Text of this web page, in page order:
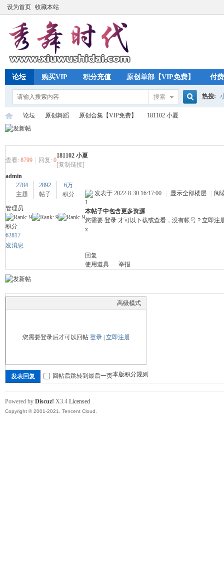
设为首页 收藏本站
论坛 购买VIP 积分充值 原创单部【VIP免费】 付
搜索 热搜:
秀 »
论坛
›
原创舞蹈
›
原创合集【VIP免费】 181102 小夏
查看: 8799 回复: 0
181102 小夏
[复制链接]
admin
2784
主题
2892
帖子
6万
积分
管理员
积分
62817
发消息
发表于 2022-8-30 16:17:00 显示全部楼层
阅
1
本帖子中包含更多资源
您需要 登录 才可以下载或查看，没有帐号？ 立即注
x
回复
使用道具
举报
高级模式
您需要登录后才可以回帖 登录| 立即注册
本版积分规则
发表回复 回帖后跳转到最后一页
Powered by Discuz! X3.4 Licensed
Copyright © 2001-2021, Tencent Cloud.